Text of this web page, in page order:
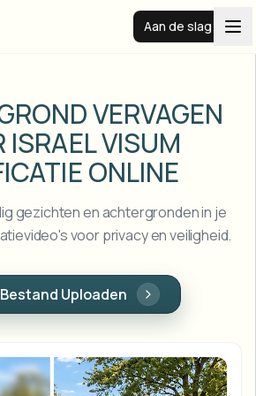
Aan de slag
voorbeeldenbibliotheek
VERVAGEN
ISRAELVISUM
ONLINE
gezichten en achtergronden in je
voor privacy en veiligheid.
Uploaden